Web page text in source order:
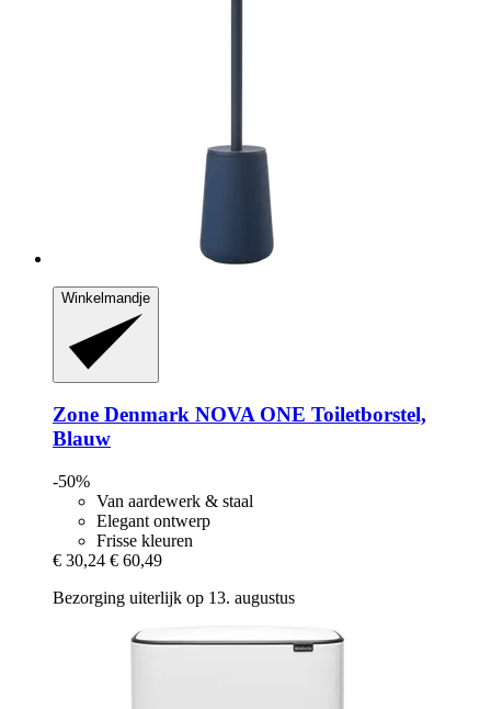
Winkelmandje
Zone Denmark NOVA ONE Toiletborstel,
Blauw
-50%
Van aardewerk & staal
Elegant ontwerp
Frisse kleuren
€ 30,24 € 60,49
Bezorging uiterlijk op 13. augustus